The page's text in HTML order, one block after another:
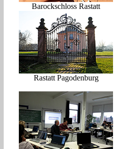
Barockschloss Rastatt
Rastatt Pagodenburg